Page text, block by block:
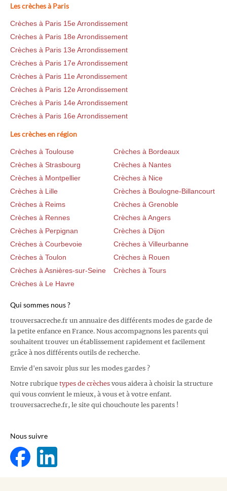
Les crèches à Paris
Crèches à Paris 15e Arrondissement
Crèches à Paris 18e Arrondissement
Crèches à Paris 13e Arrondissement
Crèches à Paris 17e Arrondissement
Crèches à Paris 11e Arrondissement
Crèches à Paris 12e Arrondissement
Crèches à Paris 14e Arrondissement
Crèches à Paris 16e Arrondissement
Les crèches en région
Crèches à Toulouse
Crèches à Bordeaux
Crèches à Strasbourg
Crèches à Nantes
Crèches à Montpellier
Crèches à Nice
Crèches à Lille
Crèches à Boulogne-Billancourt
Crèches à Reims
Crèches à Grenoble
Crèches à Rennes
Crèches à Angers
Crèches à Perpignan
Crèches à Dijon
Crèches à Courbevoie
Crèches à Villeurbanne
Crèches à Toulon
Crèches à Rouen
Crèches à Asnières-sur-Seine
Crèches à Tours
Crèches à Le Havre
Qui sommes nous ?
trouversacreche.fr un annuaire des différents modes de garde de
la petite enfance en France. Nous accompagnons les parents qui
souhaitent trouver un établissement rapidement et facilement
grâce à nos différents outils de recherche.
Envie d'en savoir plus sur les modes gardes ?
Notre rubrique types de crèches vous aidera à choisir la structure
qui vous convient le mieux, à vous et à votre enfant.
trouversacreche.fr, le site qui chouchoute les parents !
Nous suivre